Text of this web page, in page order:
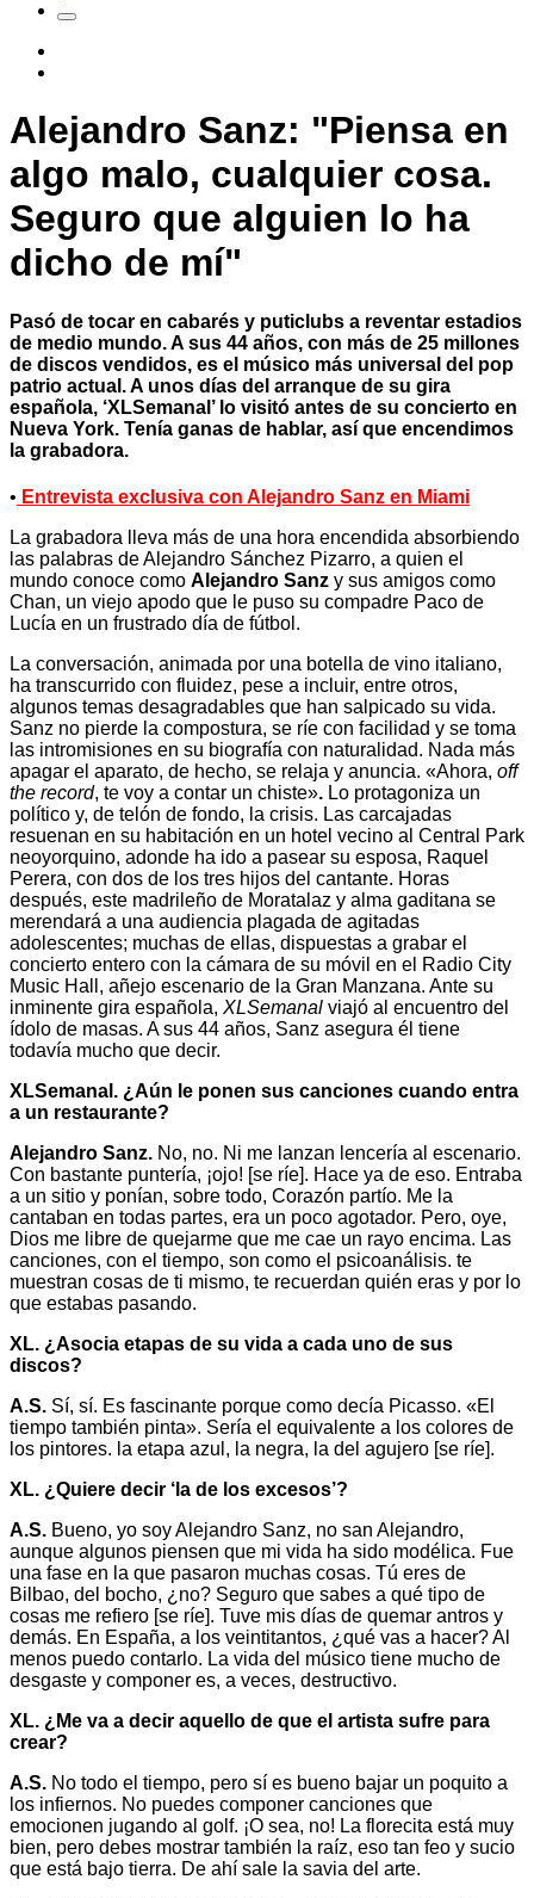
Alejandro Sanz: "Piensa en
algo malo, cualquier cosa.
Seguro que alguien lo ha
dicho de mí"
Pasó de tocar en cabarés y puticlubs a reventar estadios
de medio mundo. A sus 44 años, con más de 25 millones
de discos vendidos, es el músico más universal del pop
patrio actual. A unos días del arranque de su gira
española, ‘XLSemanal’ lo visitó antes de su concierto en
Nueva York. Tenía ganas de hablar, así que encendimos
la grabadora.
• Entrevista exclusiva con Alejandro Sanz en Miami
La grabadora lleva más de una hora encendida absorbiendo
las palabras de Alejandro Sánchez Pizarro, a quien el
mundo conoce como Alejandro Sanz y sus amigos como
Chan, un viejo apodo que le puso su compadre Paco de
Lucía en un frustrado día de fútbol.
La conversación, animada por una botella de vino italiano,
ha transcurrido con fluidez, pese a incluir, entre otros,
algunos temas desagradables que han salpicado su vida.
Sanz no pierde la compostura, se ríe con facilidad y se toma
las intromisiones en su biografía con naturalidad. Nada más
apagar el aparato, de hecho, se relaja y anuncia. «Ahora, off
the record, te voy a contar un chiste». Lo protagoniza un
político y, de telón de fondo, la crisis. Las carcajadas
resuenan en su habitación en un hotel vecino al Central Park
neoyorquino, adonde ha ido a pasear su esposa, Raquel
Perera, con dos de los tres hijos del cantante. Horas
después, este madrileño de Moratalaz y alma gaditana se
merendará a una audiencia plagada de agitadas
adolescentes; muchas de ellas, dispuestas a grabar el
concierto entero con la cámara de su móvil en el Radio City
Music Hall, añejo escenario de la Gran Manzana. Ante su
inminente gira española, XLSemanal viajó al encuentro del
ídolo de masas. A sus 44 años, Sanz asegura él tiene
todavía mucho que decir.
XLSemanal. ¿Aún le ponen sus canciones cuando entra
a un restaurante?
Alejandro Sanz. No, no. Ni me lanzan lencería al escenario.
Con bastante puntería, ¡ojo! [se ríe]. Hace ya de eso. Entraba
a un sitio y ponían, sobre todo, Corazón partío. Me la
cantaban en todas partes, era un poco agotador. Pero, oye,
Dios me libre de quejarme que me cae un rayo encima. Las
canciones, con el tiempo, son como el psicoanálisis. te
muestran cosas de ti mismo, te recuerdan quién eras y por lo
que estabas pasando.
XL. ¿Asocia etapas de su vida a cada uno de sus
discos?
A.S. Sí, sí. Es fascinante porque como decía Picasso. «El
tiempo también pinta». Sería el equivalente a los colores de
los pintores. la etapa azul, la negra, la del agujero [se ríe].
XL. ¿Quiere decir ‘la de los excesos’?
A.S. Bueno, yo soy Alejandro Sanz, no san Alejandro,
aunque algunos piensen que mi vida ha sido modélica. Fue
una fase en la que pasaron muchas cosas. Tú eres de
Bilbao, del bocho, ¿no? Seguro que sabes a qué tipo de
cosas me refiero [se ríe]. Tuve mis días de quemar antros y
demás. En España, a los veintitantos, ¿qué vas a hacer? Al
menos puedo contarlo. La vida del músico tiene mucho de
desgaste y componer es, a veces, destructivo.
XL. ¿Me va a decir aquello de que el artista sufre para
crear?
A.S. No todo el tiempo, pero sí es bueno bajar un poquito a
los infiernos. No puedes componer canciones que
emocionen jugando al golf. ¡O sea, no! La florecita está muy
bien, pero debes mostrar también la raíz, eso tan feo y sucio
que está bajo tierra. De ahí sale la savia del arte.